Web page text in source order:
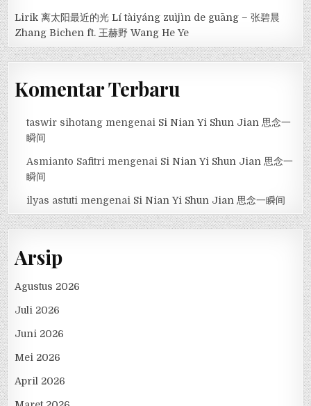
Lirik 离太阳最近的光 Lí tàiyáng zuìjìn de guāng – 张碧晨
Zhang Bichen ft. 王赫野 Wang He Ye
Komentar Terbaru
taswir sihotang mengenai Si Nian Yi Shun Jian 思念一
瞬间
Asmianto Safitri mengenai Si Nian Yi Shun Jian 思念一
瞬间
ilyas astuti mengenai Si Nian Yi Shun Jian 思念一瞬间
Arsip
Agustus 2026
Juli 2026
Juni 2026
Mei 2026
April 2026